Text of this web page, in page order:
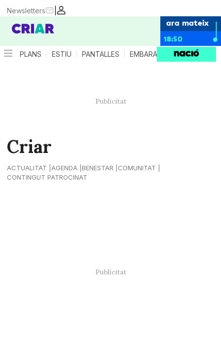
|
Newsletters
ara mateix
18:50
PLANS ESTIU PANTALLES EMBARÀS CRIANÇA
Criar
ACTUALITAT AGENDA BENESTAR
COMUNITAT
CONTINGUT PATROCINAT